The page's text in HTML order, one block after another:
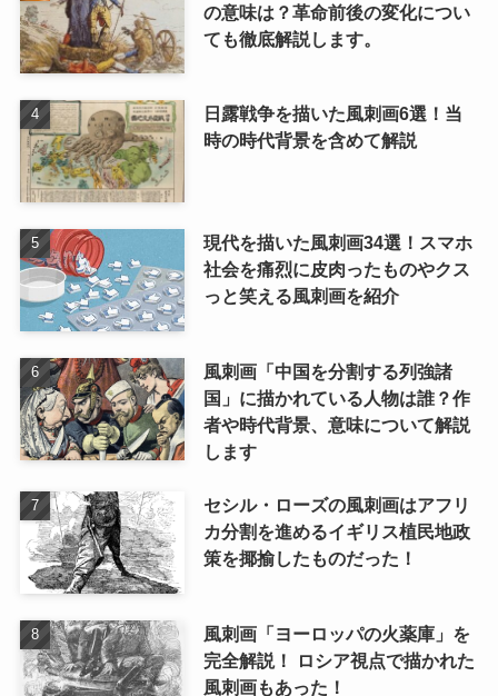
の意味は？革命前後の変化につい
ても徹底解説します。
日露戦争を描いた風刺画6選！当
時の時代背景を含めて解説
現代を描いた風刺画34選！スマホ
社会を痛烈に皮肉ったものやクス
っと笑える風刺画を紹介
風刺画「中国を分割する列強諸
国」に描かれている人物は誰？作
者や時代背景、意味について解説
します
セシル・ローズの風刺画はアフリ
カ分割を進めるイギリス植民地政
策を揶揄したものだった！
風刺画「ヨーロッパの火薬庫」を
完全解説！ ロシア視点で描かれた
風刺画もあった！